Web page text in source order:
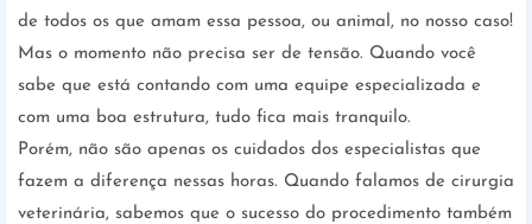
de todos os que amam essa pessoa, ou animal, no nosso caso!
Mas o momento não precisa ser de tensão. Quando você
sabe que está contando com uma equipe especializada e
com uma boa estrutura, tudo fica mais tranquilo.
Porém, não são apenas os cuidados dos especialistas que
fazem a diferença nessas horas. Quando falamos de cirurgia
veterinária, sabemos que o sucesso do procedimento também